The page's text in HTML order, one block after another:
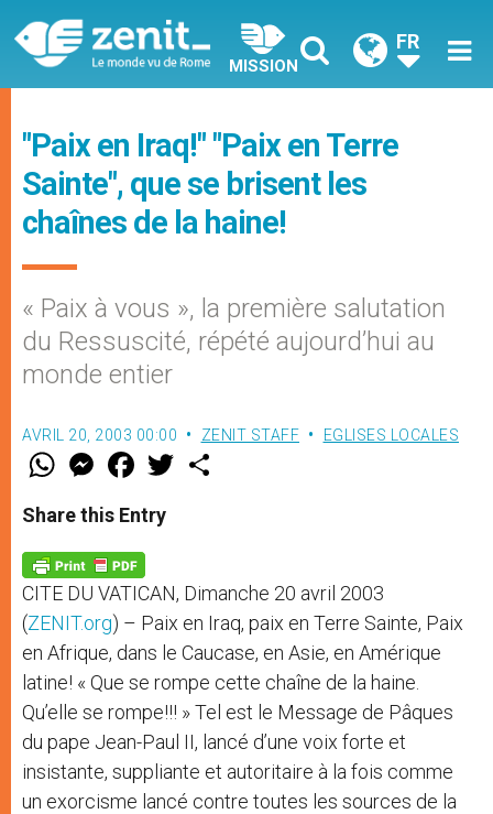
MISSION
FR
"Paix en Iraq!" "Paix en Terre
Sainte", que se brisent les
chaînes de la haine!
« Paix à vous », la première salutation
du Ressuscité, répété aujourd’hui au
monde entier
AVRIL 20, 2003 00:00 ZENIT STAFF EGLISES LOCALES
W
t
s
p
p
M
e
s
e
g
e
r
F
a
e
b
o
k
w
Share this Entry
CITE DU VATICAN, Dimanche 20 avril 2003
(ZENIT.org) – Paix en Iraq, paix en Terre Sainte, Paix
en Afrique, dans le Caucase, en Asie, en Amérique
latine! « Que se rompe cette chaîne de la haine.
Qu’elle se rompe!!! » Tel est le Message de Pâques
du pape Jean-Paul II, lancé d’une voix forte et
insistante, suppliante et autoritaire à la fois comme
un exorcisme lancé contre toutes les sources de la